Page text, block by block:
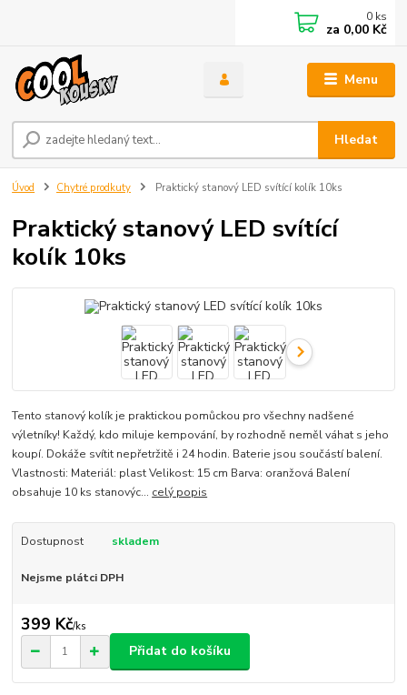
Menu
Hledat
0 ks
za 0,00 Kč
Úvod Chytré prodkuty Praktický stanový LED svítící kolík 10ks
Praktický stanový LED svítící
kolík 10ks
Tento stanový kolík je praktickou pomůckou pro všechny nadšené
výletníky! Každý, kdo miluje kempování, by rozhodně neměl váhat s jeho
koupí. Dokáže svítit nepřetržitě i 24 hodin. Baterie jsou součástí balení.
Vlastnosti: Materiál: plast Velikost: 15 cm Barva: oranžová Balení
obsahuje 10 ks stanovýc... celý popis
Dostupnost skladem
Nejsme plátci DPH
399 Kč/ks
Přidat do košíku